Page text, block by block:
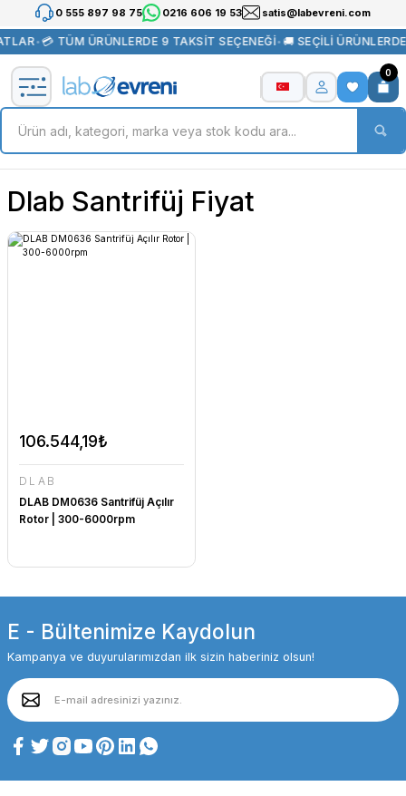
0 555 897 98 75 0216 606 19 53 satis@labevreni.com
•💳 TÜM ÜRÜNLERDE 9 TAKSİT SEÇENEĞİ•🚚 SEÇİLİ
0
Dlab Santrifüj Fiyat
106.544,19₺
DLAB
DLAB DM0636 Santrifüj Açılır
Rotor | 300-6000rpm
E - Bültenimize Kaydolun
Kampanya ve duyurularımızdan ilk sizin haberiniz olsun!